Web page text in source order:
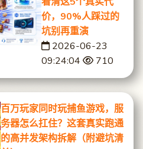
价，90%人踩过的
坑别再重演
2026-06-23
09:24:04
710
百万玩家同时玩捕鱼游戏，服
务器怎么扛住？这套真实跑通
的高并发架构拆解（附避坑清